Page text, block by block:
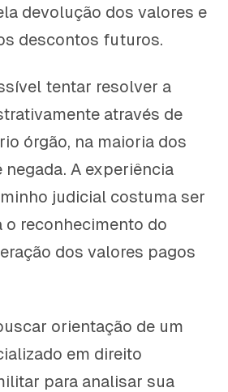
devolução dos valores e
descontos futuros.
tentar resolver a
através de
órgão, na maioria dos
negada. A experiência
judicial costuma ser
o reconhecimento do
dos valores pagos
orientação de um
em direito
para analisar sua